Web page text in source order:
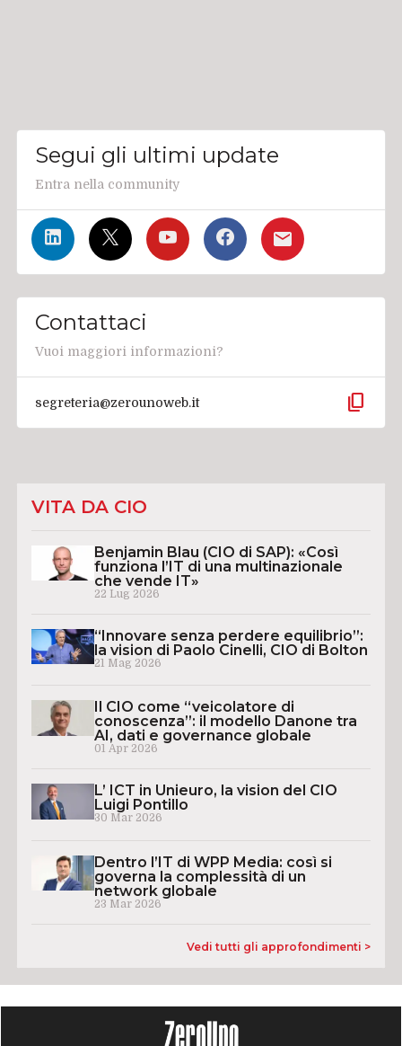
Segui gli ultimi update
Entra nella community
Contattaci
Vuoi maggiori informazioni?
segreteria@zerounoweb.it content_copy
VITA DA CIO
Benjamin Blau (CIO di SAP): «Così
funziona l’IT di una multinazionale
che vende IT»
22 Lug 2026
“Innovare senza perdere equilibrio”:
la vision di Paolo Cinelli, CIO di Bolton
21 Mag 2026
Il CIO come “veicolatore di
conoscenza”: il modello Danone tra
AI, dati e governance globale
01 Apr 2026
L’ ICT in Unieuro, la vision del CIO
Luigi Pontillo
30 Mar 2026
Dentro l’IT di WPP Media: così si
governa la complessità di un
network globale
23 Mar 2026
Vedi tutti gli approfondimenti >